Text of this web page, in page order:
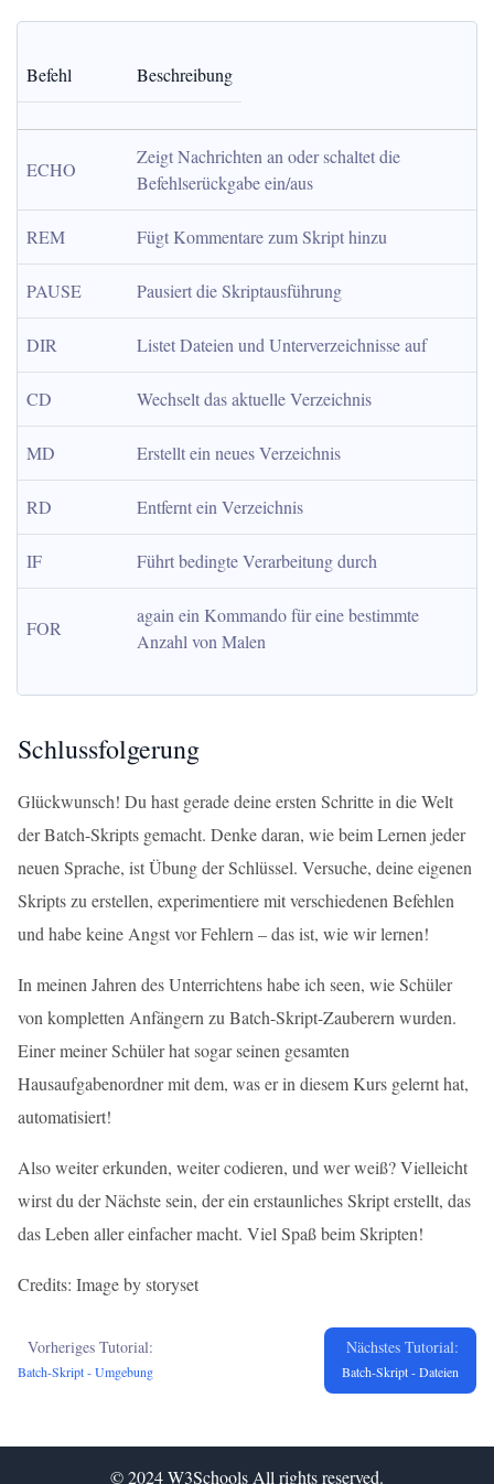
Befehl Beschreibung
ECHO
Zeigt Nachrichten an oder schaltet die
Befehlserückgabe ein/aus
REM Fügt Kommentare zum Skript hinzu
PAUSE Pausiert die Skriptausführung
DIR Listet Dateien und Unterverzeichnisse auf
CD Wechselt das aktuelle Verzeichnis
MD Erstellt ein neues Verzeichnis
RD Entfernt ein Verzeichnis
IF Führt bedingte Verarbeitung durch
FOR
again ein Kommando für eine bestimmte
Anzahl von Malen
Schlussfolgerung
Glückwunsch! Du hast gerade deine ersten Schritte in die Welt
der Batch-Skripts gemacht. Denke daran, wie beim Lernen jeder
neuen Sprache, ist Übung der Schlüssel. Versuche, deine eigenen
Skripts zu erstellen, experimentiere mit verschiedenen Befehlen
und habe keine Angst vor Fehlern – das ist, wie wir lernen!
In meinen Jahren des Unterrichtens habe ich seen, wie Schüler
von kompletten Anfängern zu Batch-Skript-Zauberern wurden.
Einer meiner Schüler hat sogar seinen gesamten
Hausaufgabenordner mit dem, was er in diesem Kurs gelernt hat,
automatisiert!
Also weiter erkunden, weiter codieren, und wer weiß? Vielleicht
wirst du der Nächste sein, der ein erstaunliches Skript erstellt, das
das Leben aller einfacher macht. Viel Spaß beim Skripten!
Credits: Image by storyset
Vorheriges Tutorial:
Batch-Skript - Umgebung
Nächstes Tutorial:
Batch-Skript - Dateien
© 2024W3Schools All rights reserved.